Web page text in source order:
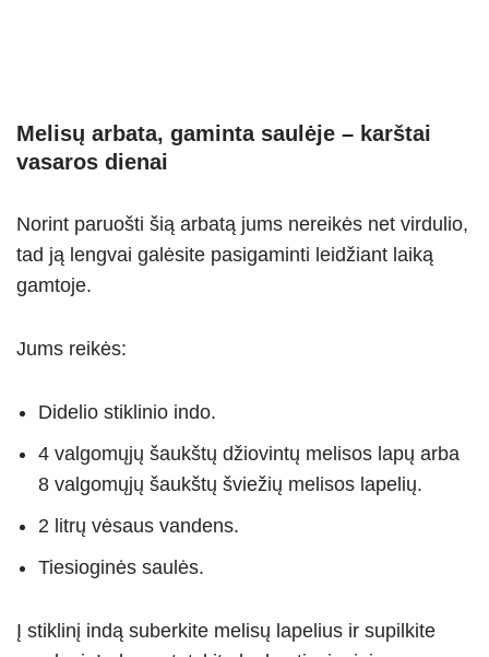
Melisų arbata, gaminta saulėje – karštai
vasaros dienai
Norint paruošti šią arbatą jums nereikės net virdulio,
tad ją lengvai galėsite pasigaminti leidžiant laiką
gamtoje.
Jums reikės:
Didelio stiklinio indo.
4 valgomųjų šaukštų džiovintų melisos lapų arba
8 valgomųjų šaukštų šviežių melisos lapelių.
2 litrų vėsaus vandens.
Tiesioginės saulės.
Į stiklinį indą suberkite melisų lapelius ir supilkite